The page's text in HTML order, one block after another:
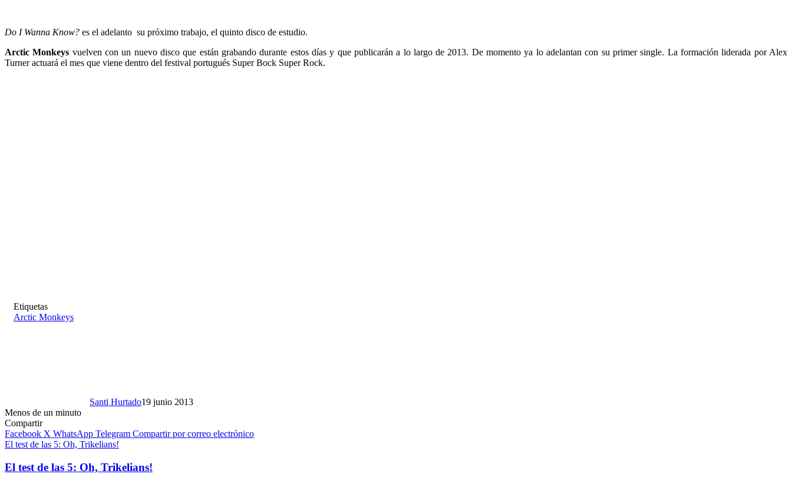
Do I Wanna Know? es el adelanto su próximo trabajo, el quinto disco de estudio.
Arctic Monkeys vuelven con un nuevo disco que están grabando durante estos días y que publicarán a lo largo de 2013. De momento ya lo adelantan con su primer single. La formación liderada por Alex
Turner actuará el mes que viene dentro del festival portugués Super Bock Super Rock.
Etiquetas
Arctic Monkeys
Santi Hurtado19 junio 2013
Menos de un minuto
Compartir
Facebook X WhatsApp Telegram Compartir por correo electrónico
El test de las 5: Oh, Trikelians!
El test de las 5: Oh, Trikelians!